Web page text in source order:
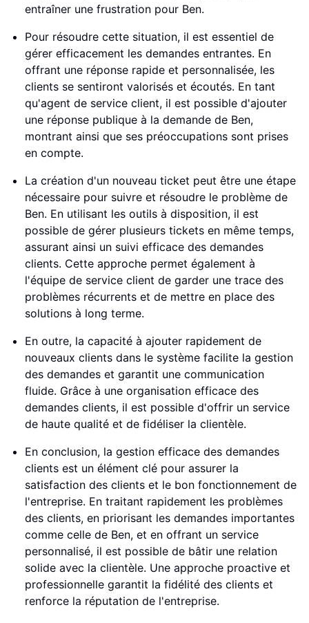
entraîner une frustration pour Ben.
Pour résoudre cette situation, il est essentiel de
gérer efficacement les demandes entrantes. En
offrant une réponse rapide et personnalisée, les
clients se sentiront valorisés et écoutés. En tant
qu'agent de service client, il est possible d'ajouter
une réponse publique à la demande de Ben,
montrant ainsi que ses préoccupations sont prises
en compte.
La création d'un nouveau ticket peut être une étape
nécessaire pour suivre et résoudre le problème de
Ben. En utilisant les outils à disposition, il est
possible de gérer plusieurs tickets en même temps,
assurant ainsi un suivi efficace des demandes
clients. Cette approche permet également à
l'équipe de service client de garder une trace des
problèmes récurrents et de mettre en place des
solutions à long terme.
En outre, la capacité à ajouter rapidement de
nouveaux clients dans le système facilite la gestion
des demandes et garantit une communication
fluide. Grâce à une organisation efficace des
demandes clients, il est possible d'offrir un service
de haute qualité et de fidéliser la clientèle.
En conclusion, la gestion efficace des demandes
clients est un élément clé pour assurer la
satisfaction des clients et le bon fonctionnement de
l'entreprise. En traitant rapidement les problèmes
des clients, en priorisant les demandes importantes
comme celle de Ben, et en offrant un service
personnalisé, il est possible de bâtir une relation
solide avec la clientèle. Une approche proactive et
professionnelle garantit la fidélité des clients et
renforce la réputation de l'entreprise.